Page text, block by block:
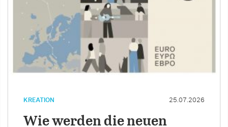
KREATION 25.07.2026
Wie werden die neuen